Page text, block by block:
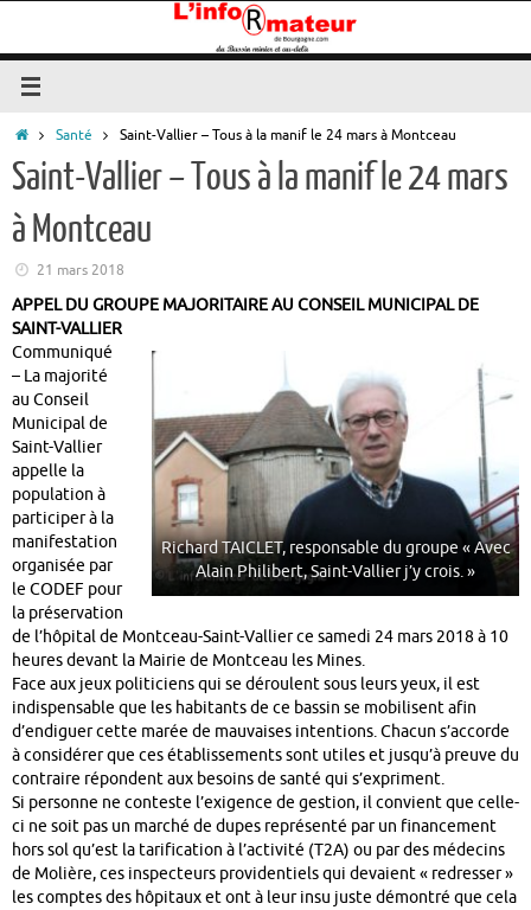
contenu
Accueil
Santé Saint-Vallier – Tous à la manif le 24 mars à Montceau
Saint-Vallier – Tous à la manif le 24 mars
à Montceau
21 mars 2018
APPEL DU GROUPE MAJORITAIRE AU CONSEIL MUNICIPAL DE
SAINT-VALLIER
Richard TAICLET, responsable du groupe « Avec
Alain Philibert, Saint-Vallier j’y crois. »
Communiqué
– La majorité
au Conseil
Municipal de
Saint-Vallier
appelle la
population à
participer à la
manifestation
organisée par
le CODEF pour
la préservation
de l’hôpital de Montceau-Saint-Vallier ce samedi 24 mars 2018 à 10
heures devant la Mairie de Montceau les Mines.
Face aux jeux politiciens qui se déroulent sous leurs yeux, il est
indispensable que les habitants de ce bassin se mobilisent afin
d’endiguer cette marée de mauvaises intentions. Chacun s’accorde
à considérer que ces établissements sont utiles et jusqu’à preuve du
contraire répondent aux besoins de santé qui s’expriment.
Si personne ne conteste l’exigence de gestion, il convient que celle-
ci ne soit pas un marché de dupes représenté par un financement
hors sol qu’est la tarification à l’activité (T2A) ou par des médecins
de Molière, ces inspecteurs providentiels qui devaient « redresser »
les comptes des hôpitaux et ont à leur insu juste démontré que cela